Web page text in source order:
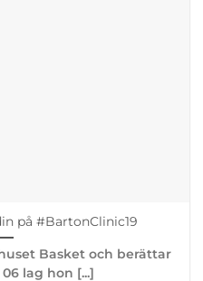
på #BartonClinic19
Basket och berättar
lag hon [...]